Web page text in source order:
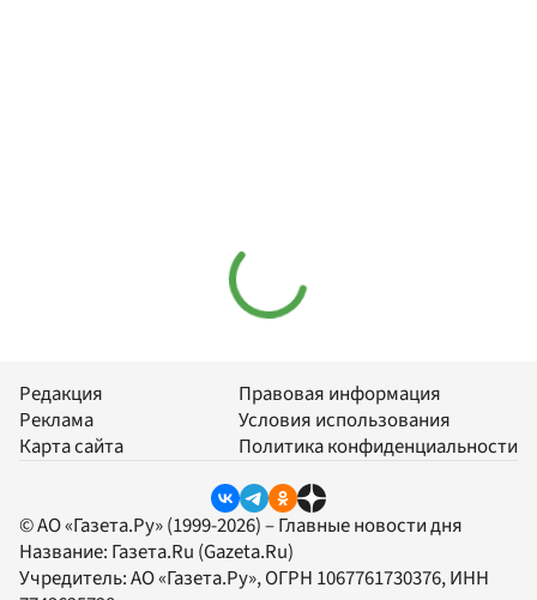
Редакция
Реклама
Карта сайта
Правовая информация
Условия использования
Политика конфиденциальности
© АО «Газета.Ру» (1999-2026) – Главные новости дня
Название: Газета.Ru (Gazeta.Ru)
Учредитель:АО «Газета.Ру», ОГРН 1067761730376, ИНН